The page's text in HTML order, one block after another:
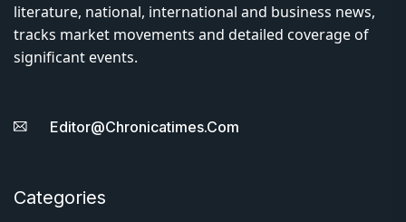
literature, national, international and business news,
tracks market movements and detailed coverage of
significant events.
Editor@chronicatimes.com
Categories